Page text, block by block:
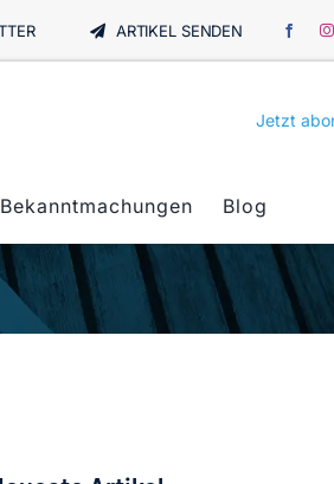
ARTIKEL SENDEN
Jetzt
Bekanntmachungen Blog